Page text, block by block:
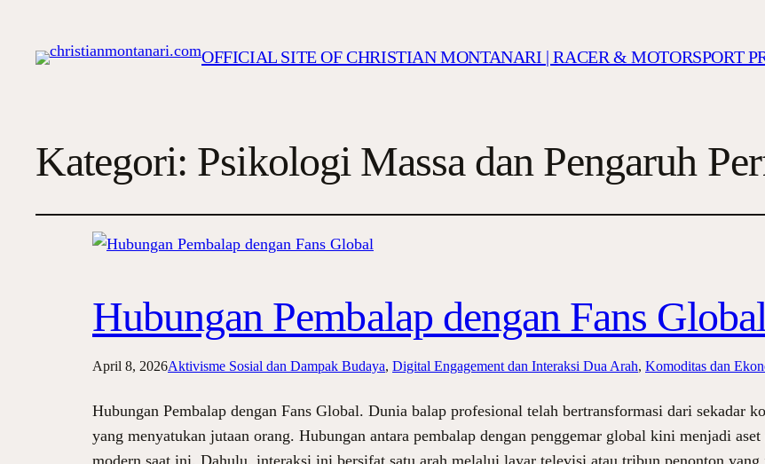
OFFICIAL SITE OF CHRISTIAN MONTANARI | RACER & MOTORSPORT
Kategori: Psikologi Massa dan Pengaruh
Hubungan Pembalap dengan Fans
April 8, 2026Aktivisme Sosial dan Dampak Budaya, Digital Engagement dan Interaksi Dua Arah, Komoditas dan
Hubungan Pembalap dengan Fans Global. Dunia balap profesional telah bertransformasi dari sekadar
yang menyatukan jutaan orang. Hubungan antara pembalap dengan penggemar global kini menjadi